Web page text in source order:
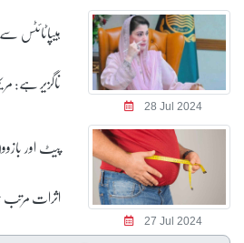
28 Jul 2024
ہیپاٹائٹس
ناگزیر ہے:
27 Jul 2024
پیٹ اور
اثرات مرتب